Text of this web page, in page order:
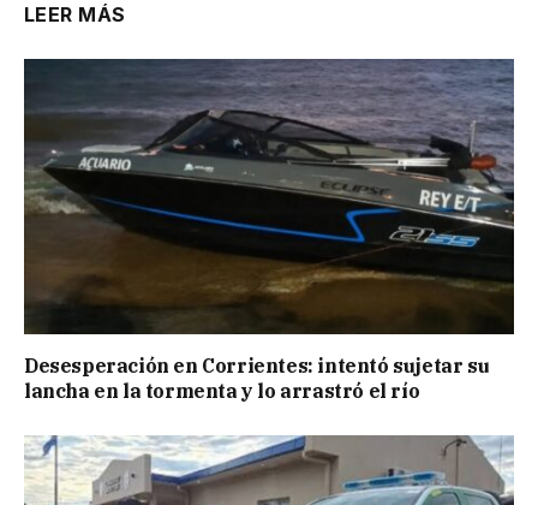
LEER MÁS
Desesperación en Corrientes: intentó sujetar su
lancha en la tormenta y lo arrastró el río